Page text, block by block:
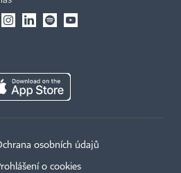
osobních údajů
o cookies